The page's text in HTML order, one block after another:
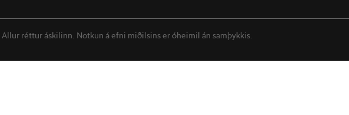
Allur réttur áskilinn. Notkun á efni miðilsins er óheimil án samþykkis.